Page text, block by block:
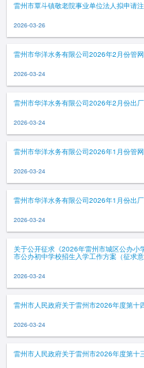
雷州市覃斗镇敬老院事业单位法人拟申请
2026-03-26
雷州市华洋水务有限公司2026年2月份管
2026-03-24
雷州市华洋水务有限公司2026年2月份出
2026-03-24
雷州市华洋水务有限公司2026年1月份管
2026-03-24
雷州市华洋水务有限公司2026年1月份出
2026-03-24
关于公开征求《2026年雷州市城区公办小
市公办初中学校招生入学工作方案（征求
2026-03-24
雷州市人民政府关于雷州市2026年度第十
2026-03-24
雷州市人民政府关于雷州市2026年度第十